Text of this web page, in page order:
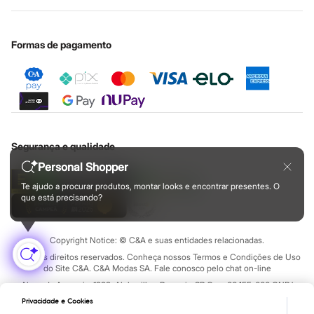
Botas
Rasteirinhas
Tênis
Diversão
Marcas
Baby Club
Palomino
Moda íntima
Calcinhas
Cuecas
Meias
Pijamas
Moda praia
Biquínis e Maiôs
Blusas de proteção
Sungas
Personagens
Bluey
Disney
Personal Shopper
Te ajudo a procurar produtos, montar looks e encontrar presentes. O
que está precisando?
Sobre o cartão presente
Central de ética
Formas de pagamento
Segurança e qualidade
Copyright Notice: © C&A e suas entidades relacionadas.
Todos os direitos reservados. Conheça nossos Termos e Condições de Uso
do Site C&A. C&A Modas SA. Fale conosco pelo chat on-line
Alameda Araguaia, 1222, Alphaville - Barueri - SP Cep: 06455-000 CNPJ
Privacidade e Cookies